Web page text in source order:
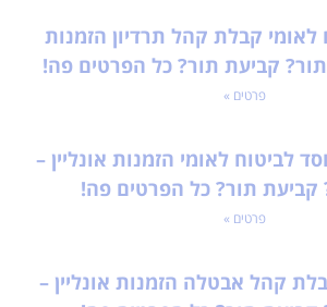
לאומי קבלת קהל תרדיון הזמנות
תור? קביעת תור? כל הפרטים פה!
פרטים »
לביטוח לאומי הזמנות אונליין –
קביעת תור? כל הפרטים פה!
פרטים »
קהל אבטלה הזמנות אונליין –